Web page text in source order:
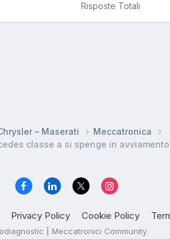
Risposte Totali
– Maserati
Meccatronica
Privacy Policy Cookie Policy
| Meccatronici Community